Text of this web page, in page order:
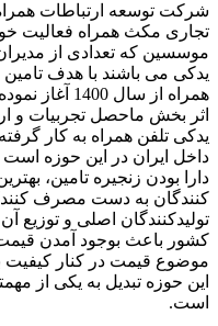
توسعه ارتباطات همراه
مکث همراه فعالیت خود را
که تعدادی از مدیران
می باشند با هدف تامین و
همراه از سال
بخش ماحصل تجربیات و
تلفن همراه به کار گرفته و
ایران در این حوزه است که
بودن زنجیره تامین، بهترین
به دست مصرف کنندگان
اصلی و توزیع آن
باعث بوجود آمدن قیمت
قیمت در کنار کیفیت
حوزه تبدیل به یکی از